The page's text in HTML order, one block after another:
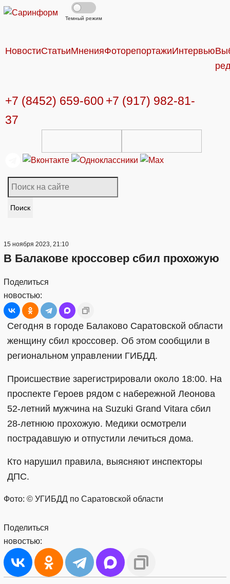
Темный режим
НовостиСтатьиМненияФоторепортажиИнтервью
+7 (8452) 659-600 +7 (917) 982-81-
37
Поиск
15 ноября 2023, 21:10
В Балакове кроссовер сбил прохожую
Поделиться
новостью:
Сегодня в городе Балаково Саратовской области
женщину сбил кроссовер. Об этом сообщили в
региональном управлении ГИБДД.
Происшествие зарегистрировали около 18:00. На
проспекте Героев рядом с набережной Леонова
52-летний мужчина на Suzuki Grand Vitara сбил
28-летнюю прохожую. Медики осмотрели
пострадавшую и отпустили лечиться дома.
Кто нарушил правила, выясняют инспекторы
ДПС.
Фото: © УГИБДД по Саратовской области
Поделиться
новостью: